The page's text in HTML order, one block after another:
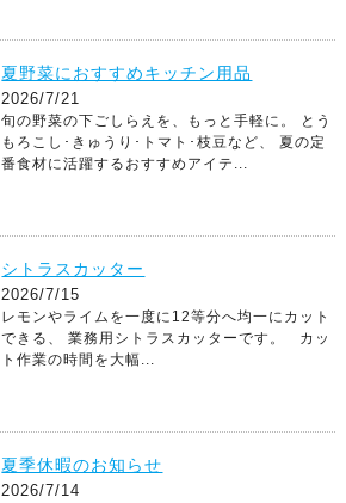
夏野菜におすすめキッチン用品
2026/7/21
旬の野菜の下ごしらえを、もっと手軽に。 とう
もろこし･きゅうり･トマト･枝豆など、 夏の定
番食材に活躍するおすすめアイテ...
シトラスカッター
2026/7/15
レモンやライムを一度に12等分へ均一にカット
できる、 業務用シトラスカッターです。 カッ
ト作業の時間を大幅...
夏季休暇のお知らせ
2026/7/14